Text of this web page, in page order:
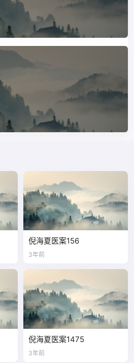
倪海夏医案156
3年前
倪海夏医案1475
3年前